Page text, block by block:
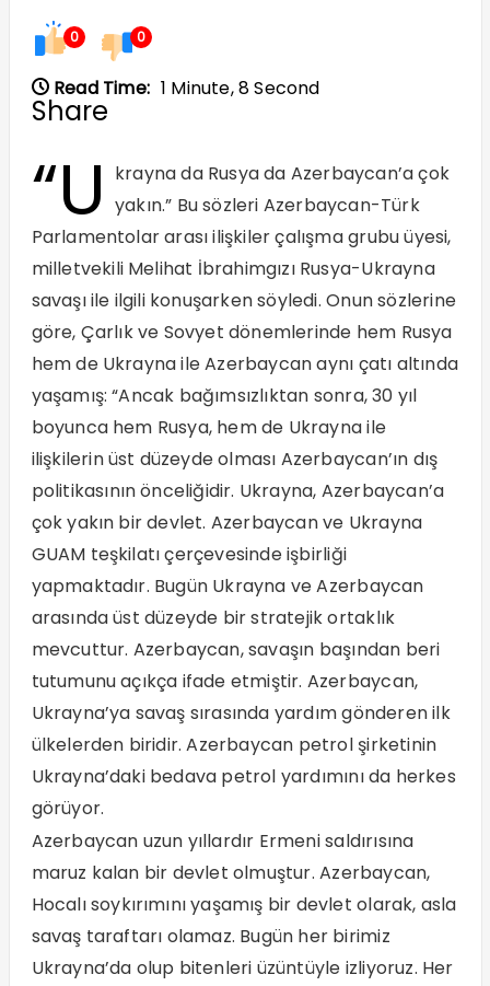
0 0
Read Time: 1 Minute, 8 Second
Share
“U
krayna da Rusya da Azerbaycan’a çok
yakın.” Bu sözleri Azerbaycan-Türk
Parlamentolar arası ilişkiler çalışma grubu üyesi,
milletvekili Melihat İbrahimgızı Rusya-Ukrayna
savaşı ile ilgili konuşarken söyledi. Onun sözlerine
göre, Çarlık ve Sovyet dönemlerinde hem Rusya
hem de Ukrayna ile Azerbaycan aynı çatı altında
yaşamış: “Ancak bağımsızlıktan sonra, 30 yıl
boyunca hem Rusya, hem de Ukrayna ile
ilişkilerin üst düzeyde olması Azerbaycan’ın dış
politikasının önceliğidir. Ukrayna, Azerbaycan’a
çok yakın bir devlet. Azerbaycan ve Ukrayna
GUAM teşkilatı çerçevesinde işbirliği
yapmaktadır. Bugün Ukrayna ve Azerbaycan
arasında üst düzeyde bir stratejik ortaklık
mevcuttur. Azerbaycan, savaşın başından beri
tutumunu açıkça ifade etmiştir. Azerbaycan,
Ukrayna’ya savaş sırasında yardım gönderen ilk
ülkelerden biridir. Azerbaycan petrol şirketinin
Ukrayna’daki bedava petrol yardımını da herkes
görüyor.
Azerbaycan uzun yıllardır Ermeni saldırısına
maruz kalan bir devlet olmuştur. Azerbaycan,
Hocalı soykırımını yaşamış bir devlet olarak, asla
savaş taraftarı olamaz. Bugün her birimiz
Ukrayna’da olup bitenleri üzüntüyle izliyoruz. Her